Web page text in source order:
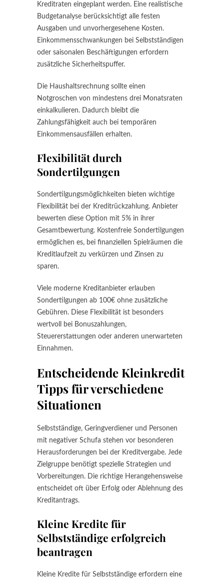
Kreditraten eingeplant werden. Eine realistische
Budgetanalyse berücksichtigt alle festen
Ausgaben und unvorhergesehene Kosten.
Einkommensschwankungen bei Selbstständigen
oder saisonalen Beschäftigungen erfordern
zusätzliche Sicherheitspuffer.
Die Haushaltsrechnung sollte einen
Notgroschen von mindestens drei Monatsraten
einkalkulieren. Dadurch bleibt die
Zahlungsfähigkeit auch bei temporären
Einkommensausfällen erhalten.
Flexibilität durch
Sondertilgungen
Sondertilgungsmöglichkeiten bieten wichtige
Flexibilität bei der Kreditrückzahlung. Anbieter
bewerten diese Option mit 5% in ihrer
Gesamtbewertung. Kostenfreie Sondertilgungen
ermöglichen es, bei finanziellen Spielräumen die
Kreditlaufzeit zu verkürzen und Zinsen zu
sparen.
Viele moderne Kreditanbieter erlauben
Sondertilgungen ab 100€ ohne zusätzliche
Gebühren. Diese Flexibilität ist besonders
wertvoll bei Bonuszahlungen,
Steuererstattungen oder anderen unerwarteten
Einnahmen.
Entscheidende Kleinkredit
Tipps für verschiedene
Situationen
Selbstständige, Geringverdiener und Personen
mit negativer Schufa stehen vor besonderen
Herausforderungen bei der Kreditvergabe. Jede
Zielgruppe benötigt spezielle Strategien und
Vorbereitungen. Die richtige Herangehensweise
entscheidet oft über Erfolg oder Ablehnung des
Kreditantrags.
Kleine Kredite für
Selbstständige erfolgreich
beantragen
Kleine Kredite für Selbstständige erfordern eine